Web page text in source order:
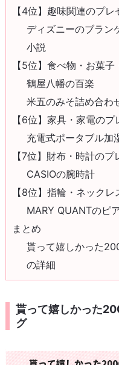
【4位】趣味関連のプレ
ディズニーのブラン
小説
【5位】食べ物・お菓
鶴屋八幡の百楽
米五のみそ詰め合わ
【6位】家具・家電のプ
充電式ポータブル加
【7位】財布・時計のプ
CASIOの腕時計
【8位】指輪・ネック
MARY QUANTのピ
まとめ
貰って嬉しかった
の詳細
貰って嬉しかった
グ